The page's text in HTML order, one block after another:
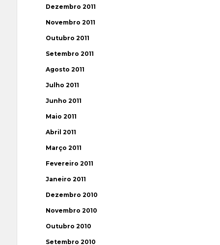
Dezembro 2011
Novembro 2011
Outubro 2011
Setembro 2011
Agosto 2011
Julho 2011
Junho 2011
Maio 2011
Abril 2011
Março 2011
Fevereiro 2011
Janeiro 2011
Dezembro 2010
Novembro 2010
Outubro 2010
Setembro 2010